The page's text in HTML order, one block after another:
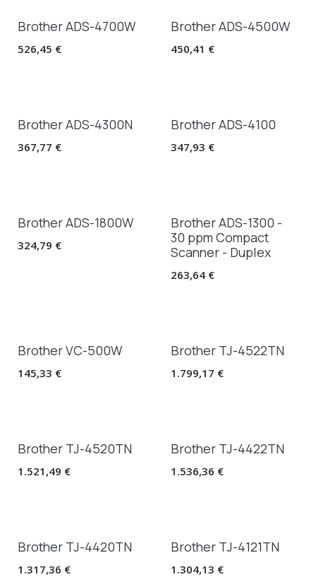
Brother ADS-4700W
526,45 €
Brother ADS-4500W
450,41 €
Brother ADS-4300N
367,77 €
Brother ADS-4100
347,93 €
Brother ADS-1800W
324,79 €
Brother ADS-1300 -
30 ppm Compact
Scanner - Duplex
263,64€
Brother VC-500W
145,33 €
Brother TJ-4522TN
1.799,17 €
Brother TJ-4520TN
1.521,49 €
Brother TJ-4422TN
1.536,36 €
Brother TJ-4420TN
1.317,36 €
Brother TJ-4121TN
1.304,13 €